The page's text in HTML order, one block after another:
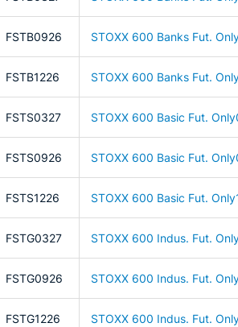
FSTB0926 STOXX 600 Banks Fut.
FSTB1226 STOXX 600 Banks Fut.
FSTS0327 STOXX 600 Basic Fut.
FSTS0926 STOXX 600 Basic Fut.
FSTS1226 STOXX 600 Basic Fut.
FSTG0327 STOXX 600 Indus. Fut.
FSTG0926 STOXX 600 Indus. Fut.
FSTG1226 STOXX 600 Indus. Fut.